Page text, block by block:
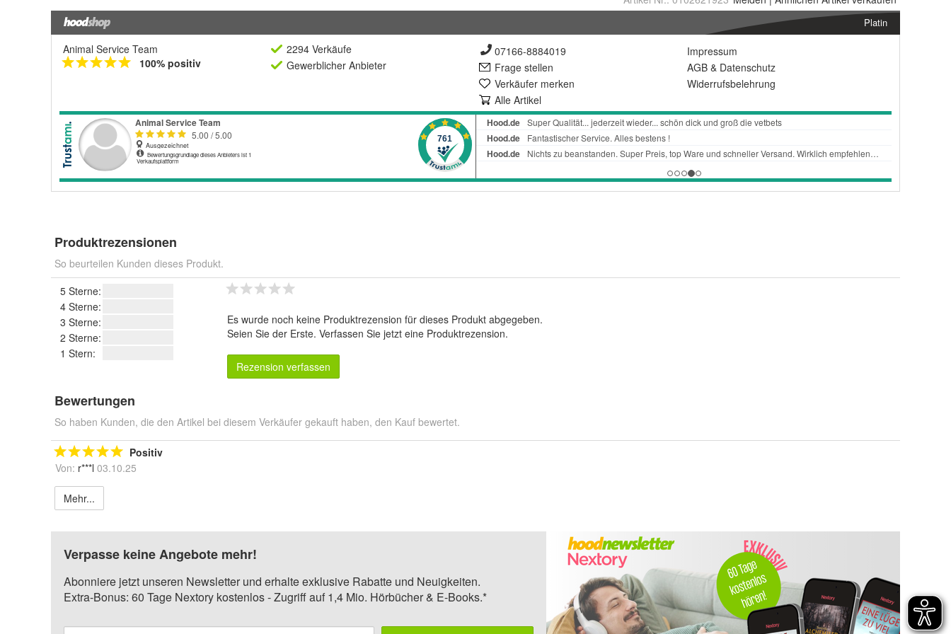
Platin
Animal Service Team
100% positiv
2294 Verkäufe
Gewerblicher Anbieter
07166-8884019
Frage stellen
Verkäufer merken
Alle Artikel
Impressum
AGB & Datenschutz
Widerrufsbelehrung
Produktrezensionen
So beurteilen Kunden dieses Produkt.
5 Sterne:
4 Sterne:
3 Sterne:
2 Sterne:
1 Stern:
Es wurde noch keine Produktrezension für dieses Produkt abgegeben.
Seien Sie der Erste. Verfassen Sie jetzt eine Produktrezension.
Rezension verfassen
Bewertungen
So haben Kunden, die den Artikel bei diesem Verkäufer gekauft haben, den Kauf bewertet.
Positiv
Von: r***l 03.10.25
Mehr...
Verpasse keine Angebote mehr!
Abonniere jetzt unseren Newsletter und erhalte exklusive Rabatte und Neuigkeiten.
Extra-Bonus: 60 Tage Nextory kostenlos - Zugriff auf 1,4 Mio. Hörbücher & E-Books.*